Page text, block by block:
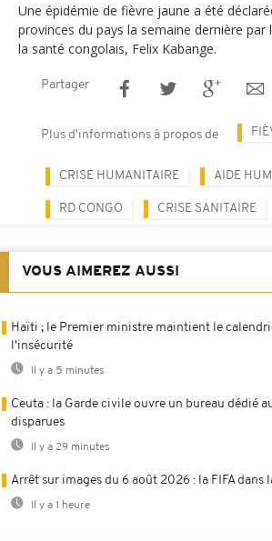
Une épidémie de fièvre jaune a été
provinces du pays la semaine dernière par
la santé congolais, Felix Kabange.
Partager
Plus d'informations à propos de
CRISE HUMANITAIRE AIDE
RD CONGO CRISE SANITAIRE
VOUS AIMEREZ AUSSI
Haïti ; le Premier ministre maintient le
l'insécurité
Il y a 5 minutes
Ceuta : la Garde civile ouvre un bureau dédié
disparues
Il y a 29 minutes
Arrêt sur images du 6 août 2026 : la FIFA dans
Il y a 1 heure